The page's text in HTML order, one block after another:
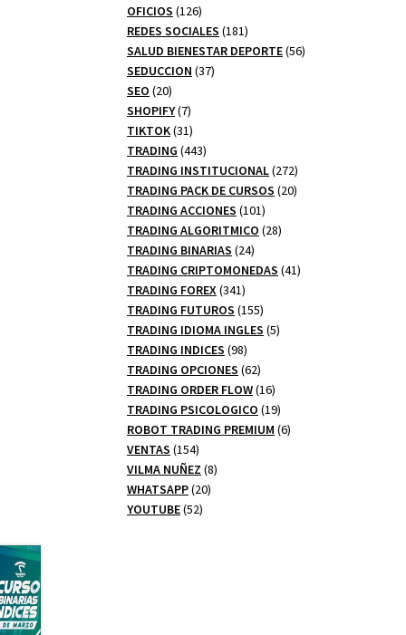
productos
OFICIOS 126126
productos
REDES SOCIALES 181181
productos
SALUD BIENESTAR DEPORTE 5656
SEDUCCION 3737
SEO 2020
productos
SHOPIFY 77
productos
TIKTOK 3131
productos
TRADING 443443
productos
TRADING INSTITUCIONAL 272272
productos
TRADING PACK DE CURSOS 2020
TRADING ACCIONES 101101
productos
TRADING ALGORITMICO 2828
TRADING BINARIAS 2424
productos
TRADING CRIPTOMONEDAS 4141
TRADING FOREX 341341
productos
TRADING FUTUROS 155155
productos
TRADING IDIOMA INGLES 55
TRADING INDICES 9898
productos
TRADING OPCIONES 6262
productos
TRADING ORDER FLOW 1616
productos
TRADING PSICOLOGICO 1919
productos
ROBOT TRADING PREMIUM 66
VENTAS 154154
productos
VILMA NUÑEZ 88
WHATSAPP 2020
YOUTUBE 5252